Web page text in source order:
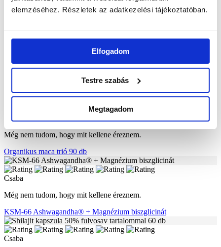
elemzéséhez. Részletek az adatkezelési tájékoztatóban.
Elfogadom
Testre szabás
Megtagadom
Még semmit se érzek hogy használna sajna
KSM-66 Ashwagandha® + Magnézium biszglicinát
NAD+ Booster apigeninnel és rezveratrollal kapszula 60 db
Még nem tudom, hogy mit kellene éreznem.
Organikus maca trió 90 db
Csaba
Még nem tudom, hogy mit kellene éreznem.
KSM-66 Ashwagandha® + Magnézium biszglicinát
Csaba